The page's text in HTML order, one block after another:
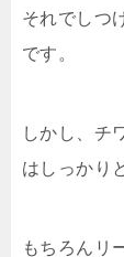
それでしつ
です。
しかし、チ
はしっかり
もちろんリ